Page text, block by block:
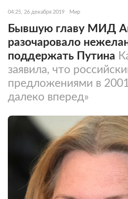
04:25, 26 декабря 2019 Мир
Бывшую главу МИД
разочаровало
поддержать Путина
заявила, что
предложениями в
далеко вперед»